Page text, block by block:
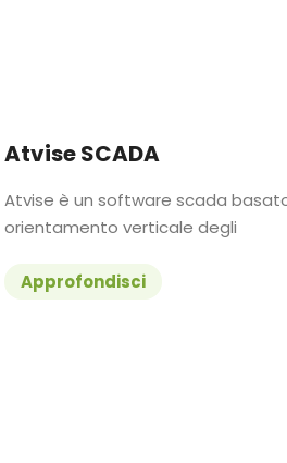
Atvise SCADA
Atvise è un software scada
orientamento verticale degli
Approfondisci